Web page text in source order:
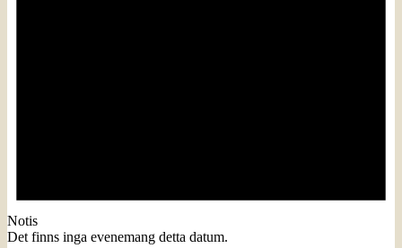
Notis
Det finns inga evenemang detta datum.